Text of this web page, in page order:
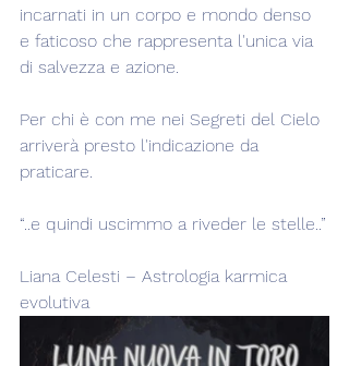
incarnati in un corpo e mondo denso
e faticoso che rappresenta l'unica via
di salvezza e azione.
Per chi è con me nei Segreti del Cielo
arriverà presto l'indicazione da
praticare.
“..e quindi uscimmo a riveder le stelle..”
Liana Celesti – Astrologia karmica
evolutiva